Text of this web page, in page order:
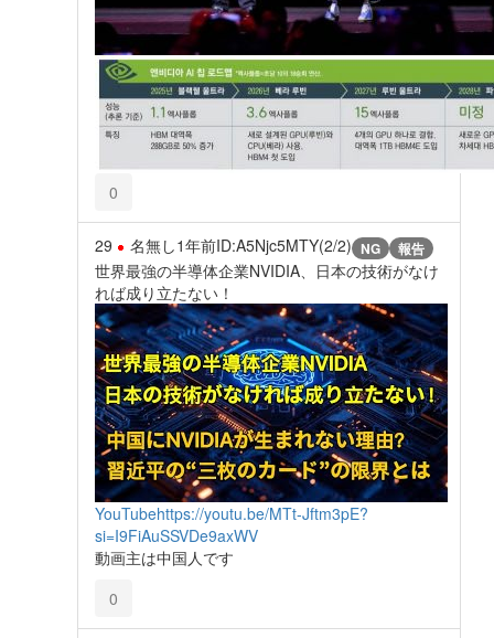
0
29 名無し1年前ID:A5Njc5MTY(2/2) NG 報告
世界最強の半導体企業NVIDIA、日本の技術がなけ
れば成り立たない！
YouTubehttps://youtu.be/MTt-Jftm3pE?
si=I9FiAuSSVDe9axWV
動画主は中国人です
0